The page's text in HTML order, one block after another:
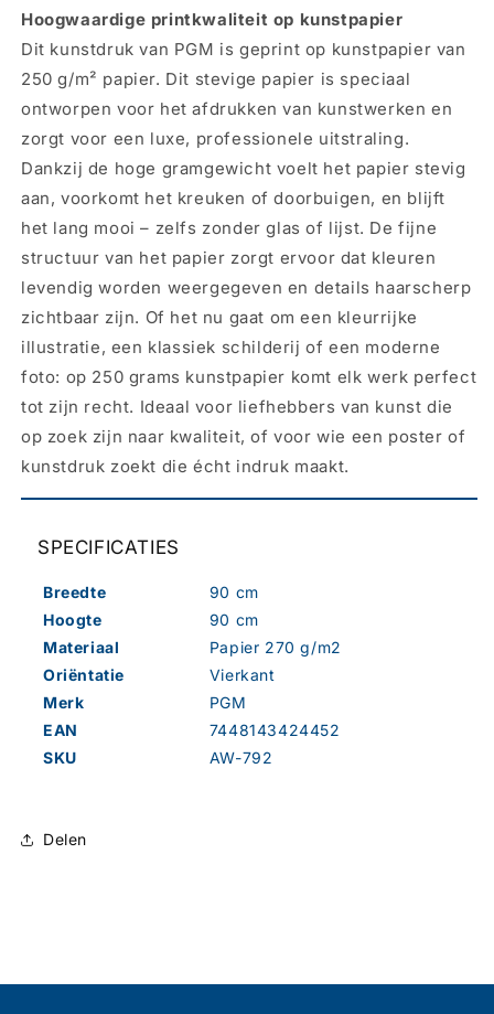
Hoogwaardige printkwaliteit op kunstpapier
Dit kunstdruk van PGM is geprint op kunstpapier van
250 g/m² papier. Dit stevige papier is speciaal
ontworpen voor het afdrukken van kunstwerken en
zorgt voor een luxe, professionele uitstraling.
Dankzij de hoge gramgewicht voelt het papier stevig
aan, voorkomt het kreuken of doorbuigen, en blijft
het lang mooi – zelfs zonder glas of lijst. De fijne
structuur van het papier zorgt ervoor dat kleuren
levendig worden weergegeven en details haarscherp
zichtbaar zijn. Of het nu gaat om een kleurrijke
illustratie, een klassiek schilderij of een moderne
foto: op 250 grams kunstpapier komt elk werk perfect
tot zijn recht. Ideaal voor liefhebbers van kunst die
op zoek zijn naar kwaliteit, of voor wie een poster of
kunstdruk zoekt die écht indruk maakt.
SPECIFICATIES
Breedte
90 cm
Hoogte
90 cm
Materiaal
Papier 270 g/m2
Oriëntatie
Vierkant
Merk
PGM
EAN
7448143424452
SKU
AW-792
Delen